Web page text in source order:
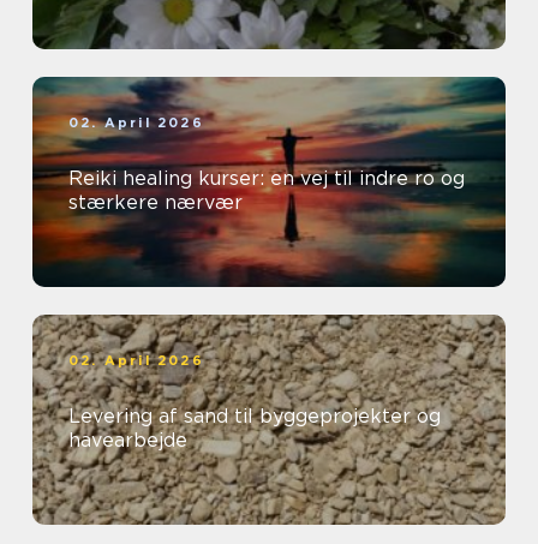
02. April 2026
Reiki healing kurser: en vej til indre ro og
stærkere nærvær
02. April 2026
Levering af sand til byggeprojekter og
havearbejde